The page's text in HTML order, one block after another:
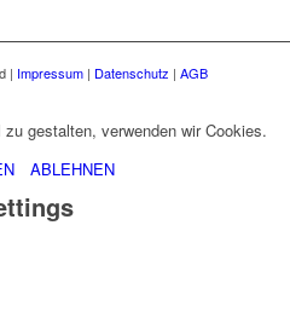
| Impressum| Datenschutz | AGB
gestalten, verwenden wir Cookies.
ABLEHNEN